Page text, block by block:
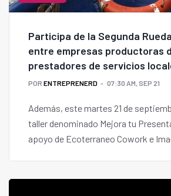
Participa de la Segunda
entre empresas productoras
prestadores de servicios
POR ENTREPRENERD 07:30 AM, SEP 21
Además, este martes 21 de
taller denominado Mejora tu
apoyo de Ecoterraneo Cowork e